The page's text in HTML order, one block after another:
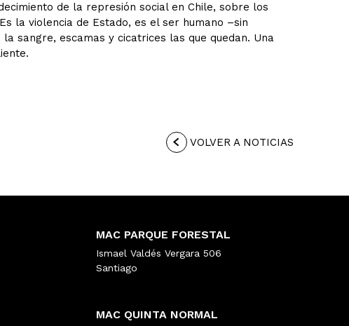
de la represión social en Chile, sobre los
la violencia de Estado, es el ser humano –sin
sangre, escamas y cicatrices las que quedan. Una
VOLVER A NOTICIAS
MAC PARQUE FORESTAL
Ismael Valdés Vergara 506
Santiago
MAC QUINTA NORMAL